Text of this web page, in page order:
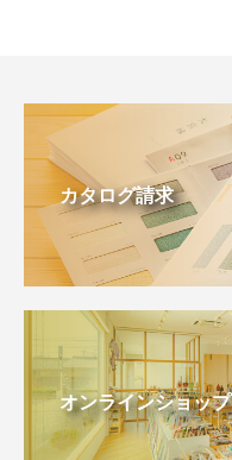
カタログ請求
オンラインショップ